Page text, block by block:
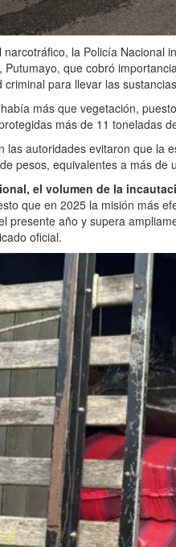
narcotráfico, la Policía Nacional
Putumayo, que cobró
criminal para llevar las
más que vegetación,
más de 11 toneladas
las autoridades evitaron que la
pesos, equivalentes a más de
el volumen de la
que en 2025 la misión más
presente año y supera
oficial.